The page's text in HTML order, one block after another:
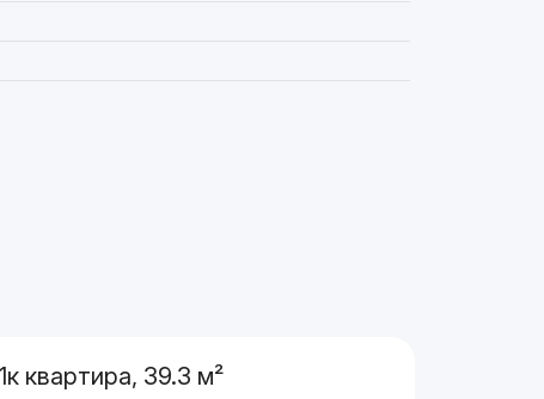
1к квартира, 39.3 м²